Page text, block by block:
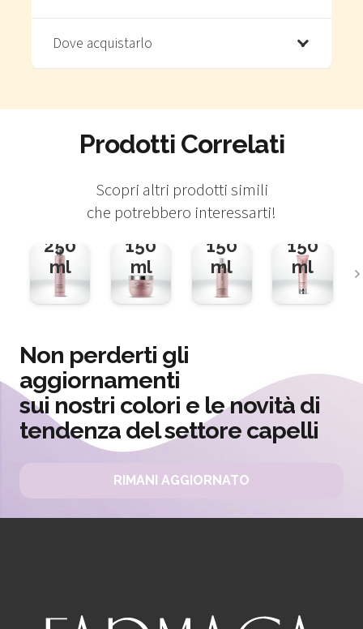
Dove acquistarlo
Prodotti Correlati
Scopri altri prodotti simili
che potrebbero interessarti!
Flacone
250
ml
BALM
Vaso
da
150
ml
MULTIACTION
Flacone
da
150
ml
150
ml
Non perderti gli
aggiornamenti
sui nostri colori e le novità di
tendenza del settore capelli
RIMANI AGGIORNATO